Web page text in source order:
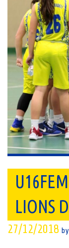
LIONS
27/12/2018 by